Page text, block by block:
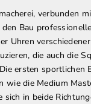
verbunden
Bau
Uhren
die auch
ersten
wie die Medium
in beide